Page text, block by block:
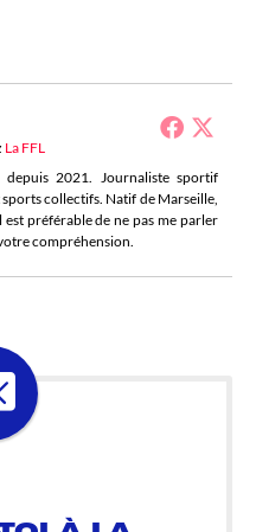
La FFL
depuis 2021. Journaliste sportif
collectifs. Natif de Marseille,
préférable de ne pas me parler
compréhension.